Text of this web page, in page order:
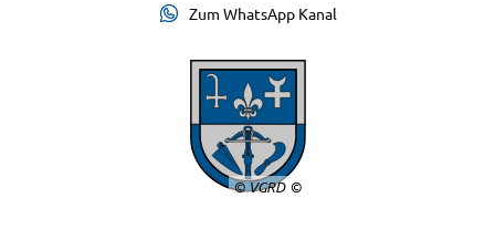
Zum WhatsApp Kanal
© VGRD